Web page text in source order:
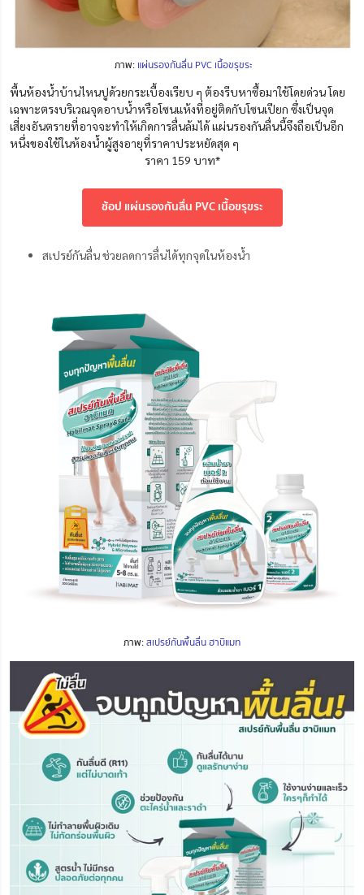
ภาพ: แผ่นรองกันลื่น PVC เนื้อขรุขระ
พื้นห้องน้ำบ้านไหนปูด้วยกระเบื้องเรียบ ๆ ต้องรีบหาซื้อมาใช้โดยด่วน โดย
เฉพาะตรงบริเวณจุดอาบน้ำหรือโซนแห้งที่อยู่ติดกับโซนเปียก ซึ่งเป็นจุด
เสี่ยงอันตรายที่อาจจะทำให้เกิดการลื่นล้มได้ แผ่นรองกันลื่นนี้จึงถือเป็นอีก
หนึ่งของใช้ในห้องน้ำผู้สูงอายุที่ราคาประหยัดสุด ๆ
ราคา 159 บาท*
ช้อป แผ่นรองกันลื่น PVC เนื้อขรุขระ
สเปรย์กันลื่น ช่วยลดการลื่นได้ทุกจุดในห้องน้ำ
ภาพ:สเปรย์กันพื้นลื่น ฮาบิแมท